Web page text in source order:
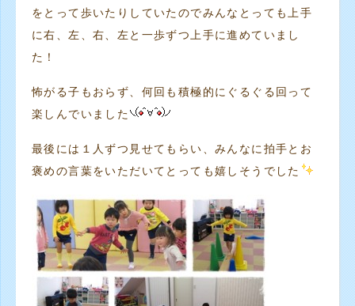
をとって歩いたりしていたのでみんなとっても上手
に右、左、右、左と一歩ずつ上手に進めていまし
た！
怖がる子もおらず、何回も積極的にぐるぐる回って
楽しんでいました
最後には１人ずつ見せてもらい、みんなに拍手とお
褒めの言葉をいただいてとっても嬉しそうでした